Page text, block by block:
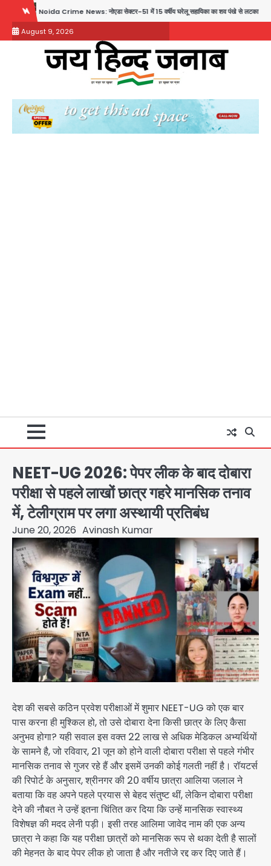
content
News: नोएडा सेक्टर-51 में 15 वर्षीय घरेलू सहायिका का शव पंखे से लटका मिला Noida
August 9, 2026
NEET-UG 2026: पेपर लीक के बाद दोबारा
परीक्षा से पहले लाखों छात्र गहरे मानसिक तनाव
में, टेलीग्राम पर लगा अस्थायी प्रतिबंध
June 20, 2026 Avinash Kumar
देश की सबसे कठिन प्रवेश परीक्षाओं में शुमार NEET-UG को एक बार
पास करना ही मुश्किल हो, तो उसे दोबारा देना किसी छात्र के लिए कैसा
अनुभव होगा? यही सवाल इस वक्त 22 लाख से अधिक मेडिकल अभ्यर्थियों
के सामने है, जो रविवार, 21 जून को होने वाली दोबारा परीक्षा से पहले गंभीर
मानसिक तनाव से गुजर रहे हैं और इसमें उनकी कोई गलती नहीं है। रॉयटर्स
की रिपोर्ट के अनुसार, श्रीनगर की 20 वर्षीय छात्रा आलिया जलाल ने
बताया कि वह अपने पहले प्रयास से बेहद संतुष्ट थीं, लेकिन दोबारा परीक्षा
देने की नौबत ने उन्हें इतना चिंतित कर दिया कि उन्हें मानसिक स्वास्थ्य
विशेषज्ञ की मदद लेनी पड़ी। इसी तरह आलिमा जावेद नाम की एक अन्य
छात्रा ने कहा कि यह परीक्षा छात्रों को मानसिक रूप से थका देती है सालों
की मेहनत के बाद पेपर लीक हो जाता है और नतीजे रद्द कर दिए जाते हैं।